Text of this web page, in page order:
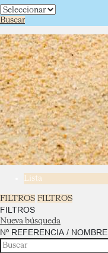
Buscar
Lista
FILTROS FILTROS
FILTROS
Nueva búsqueda
Nº REFERENCIA / NOMBRE